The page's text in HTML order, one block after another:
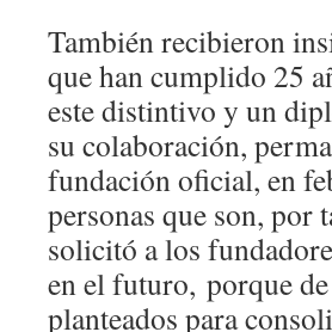
También recibieron
que han cumplido 25
este distintivo y un
su colaboración,
fundación oficial, en
personas que son, por
solicitó a los
en el futuro, porque
planteados para